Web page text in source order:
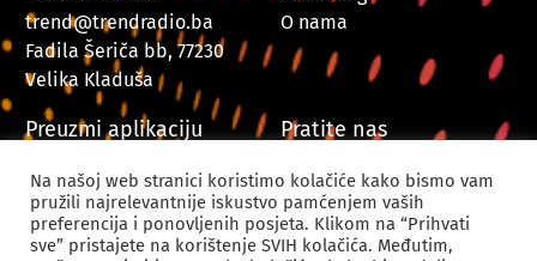
trend@trendradio.ba
Fadila Šeriča bb, 77230
Velika Kladuša
O nama
Preuzmi aplikaciju Pratite nas
Na našoj web stranici koristimo kolačiće kako bismo vam
pružili najrelevantnije iskustvo pamćenjem vaših
preferencija i ponovljenih posjeta. Klikom na “Prihvati
sve” pristajete na korištenje SVIH kolačića. Međutim,